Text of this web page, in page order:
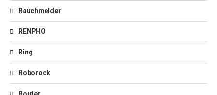
Rauchmelder
RENPHO
Ring
Roborock